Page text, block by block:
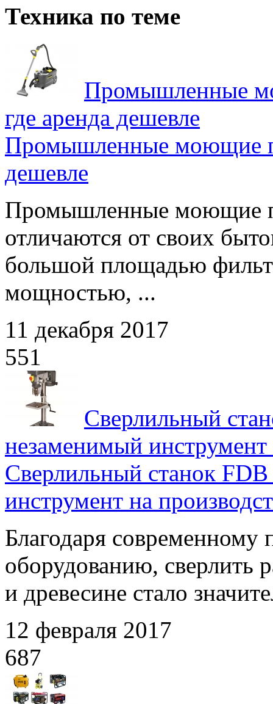
Техника по теме
Промышленные
где аренда дешевле
Промышленные моющие
дешевле
Промышленные моющие
отличаются от своих
большой площадью
мощностью, ...
11 декабря 2017
551
Сверлильный
незаменимый инструмент
Сверлильный станок
инструмент на
Благодаря современному
оборудованию, сверлить
и древесине стало
12 февраля 2017
687